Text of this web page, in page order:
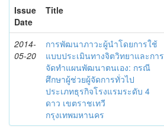
Issue
Date
Title
2014-
05-20
การพัฒนาภาวะผู้นำโดยการใช้
แบบประเมินทางจิตวิทยาและการ
จัดทำแผนพัฒนาตนเอง: กรณี
ศึกษาผู้ช่วยผู้จัดการทั่วไป
ประเภทธุรกิจโรงแรมระดับ 4
ดาว เขตราชเทวี
กรุงเทพมหานคร